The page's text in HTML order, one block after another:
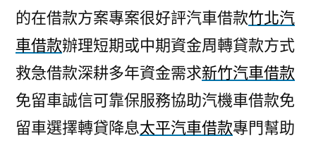
的在借款方案專案很好評汽車借款竹北汽
車借款辦理短期或中期資金周轉貸款方式
救急借款深耕多年資金需求新竹汽車借款
免留車誠信可靠保服務協助汽機車借款免
留車選擇轉貸降息太平汽車借款專門幫助